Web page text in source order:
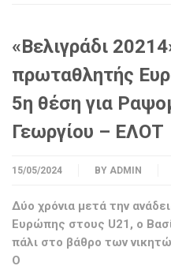
«Βελιγράδι
πρωταθλητής
5η θέση για
Γεωργίου – ΕΛΟΤ
15/05/2024 BY ADMIN
Δύο χρόνια μετά την
Ευρώπης στους U21, ο
πάλι στο βάθρο των
Ο